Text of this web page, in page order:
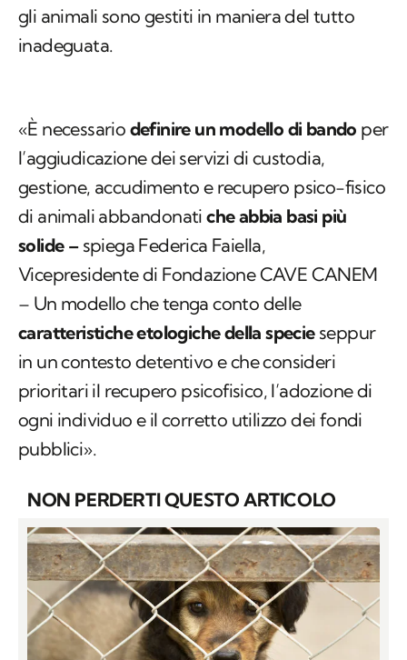
gli animali sono gestiti in maniera del tutto
inadeguata.
«È necessario definire un modello di bando per
l’aggiudicazione dei servizi di custodia,
gestione, accudimento e recupero psico-fisico
di animali abbandonatiche abbia basi più
solide –spiega Federica Faiella,
Vicepresidente di Fondazione CAVE CANEM
– Un modello che tenga conto delle
caratteristiche etologiche della specieseppur
in un contesto detentivo e che consideri
prioritari il recupero psicofisico, l’adozione di
ogni individuo e il corretto utilizzo dei fondi
pubblici».
NON PERDERTI QUESTO ARTICOLO